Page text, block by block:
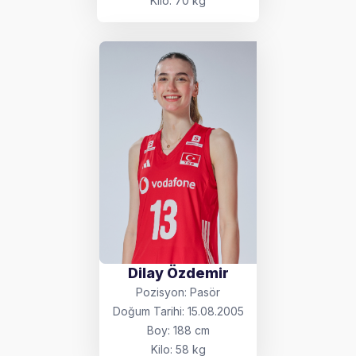
Dilay Özdemir
Pozisyon: Pasör
Doğum Tarihi: 15.08.2005
Boy: 188 cm
Kilo: 58 kg